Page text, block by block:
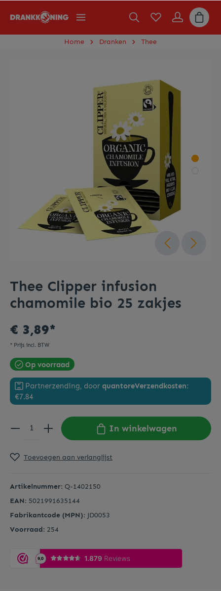
Home Dranken Thee
Thee Clipper infusion
chamomile bio 25 zakjes
€ 3,89*
* Prijs incl. BTW
Op voorraad
Partnerzending, door quantoreVerzendkosten:
€7.84
In winkelwagen
Toevoegen aan verlanglijst
Artikelnummer: Q-1402150
EAN: 5021991635144
Fabrikantcode (MPN): JD0053
Voorraad: 254